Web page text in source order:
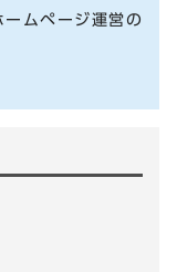
ムページ運営の